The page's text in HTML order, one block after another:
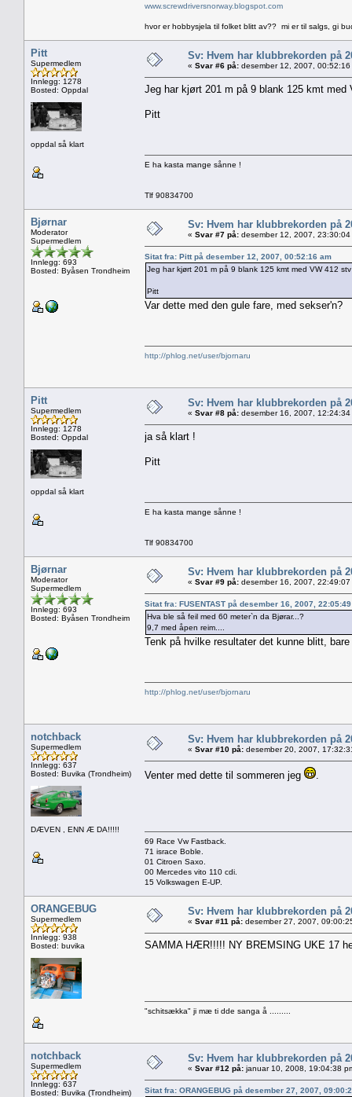
www.screwdriversnorway.blogspot.com
hvor er hobbysjela til folket blitt av?? mi er til salgs, gi
Pitt
Supermedlem
Innlegg: 1278
Bosted: Oppdal
oppdal så klart
Sv: Hvem har klubbrekorden på
« Svar #6 på: desember 12, 2007, 00:52:16
Jeg har kjørt 201 m på 9 blank 125 kmt
Pitt
E ha kasta mange sånne !
Tlf 90834700
Bjørnar
Moderator
Supermedlem
Innlegg: 693
Bosted: Byåsen Trondheim
Sv: Hvem har klubbrekorden på
« Svar #7 på: desember 12, 2007, 23:30:04
Sitat fra: Pitt på desember 12, 2007, 00:52:16 am
Jeg har kjørt 201 m på 9 blank 125 kmt med VW 412
Pitt
Var dette med den gule fare, med sekser'n?
http://phlog.net/user/bjornaru
Pitt
Supermedlem
Innlegg: 1278
Bosted: Oppdal
oppdal så klart
Sv: Hvem har klubbrekorden på
« Svar #8 på: desember 16, 2007, 12:24:34
ja så klart !
Pitt
E ha kasta mange sånne !
Tlf 90834700
Bjørnar
Moderator
Supermedlem
Innlegg: 693
Bosted: Byåsen Trondheim
Sv: Hvem har klubbrekorden på
« Svar #9 på: desember 16, 2007, 22:49:07
Sitat fra: FUSENTAST på desember 16, 2007,
Hva ble så feil med 60 meter`n da Bjørar...?
9,7 med åpen reim....
Tenk på hvilke resultater det kunne blitt,
http://phlog.net/user/bjornaru
notchback
Supermedlem
Innlegg: 637
Bosted: Buvika (Trondheim)
DÆVEN , ENN Æ DA!!!!!
Sv: Hvem har klubbrekorden på
« Svar #10 på: desember 20, 2007,
Venter med dette til sommeren jeg
69 Race Vw Fastback.
71 israce Boble.
01 Citroen Saxo.
00 Mercedes vito 110 cdi.
15 Volkswagen E-UP.
ORANGEBUG
Supermedlem
Innlegg: 938
Bosted: buvika
Sv: Hvem har klubbrekorden på
« Svar #11 på: desember 27, 2007,
SAMMA HÆR!!!!! NY BREMSING UKE 17
"schitsækka" ji mæ ti dde sanga å .........
notchback
Supermedlem
Innlegg: 637
Bosted: Buvika (Trondheim)
Sv: Hvem har klubbrekorden på
« Svar #12 på: januar 10, 2008, 19:04:38
Sitat fra: ORANGEBUG på desember 27, 2007,